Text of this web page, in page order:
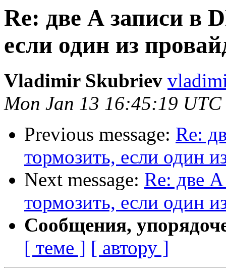
Re: две А записи в
если один из
Vladimir Skubriev
Mon Jan 13 16:45:19 UTC
Previous message: Re:
тормозить, если один
Next message: Re: две
тормозить, если один
Сообщения,
[ теме ] [ автору ]